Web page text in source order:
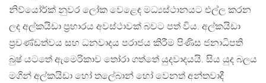
නිව්යෝර්ක් නුවර ලෝක වෙළෙඳ මධ්‍යස්ථානයට එල්ල කරන
ලද අල්කයිඩා ප්‍රහාරය අවස්ථාවක් බවට පත් විය. අල්කයිඩා
ප්‍රචණ්ඩත්වය සහ ධනවාදය පරාජය කිරීම පිණිස ජනාධිපති
බුෂ් යටතේ ඇමෙරිකාව තෝරා ගත්තේ යුදවාදයයි. සිය යුද බලය
මගින් අල්කයිඩා හෝ තලේබාන් හෝ වෙනත් අන්තවාදී